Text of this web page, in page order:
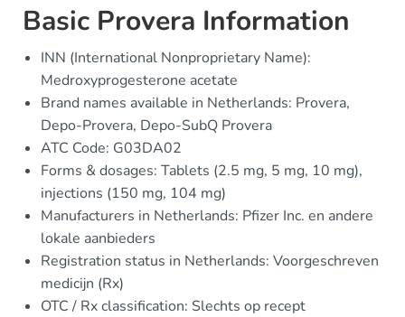
Basic Provera Information
INN (International Nonproprietary Name):
Medroxyprogesterone acetate
Brand names available in Netherlands: Provera,
Depo-Provera, Depo-SubQ Provera
ATC Code: G03DA02
Forms & dosages: Tablets (2.5 mg, 5 mg, 10 mg),
injections (150 mg, 104 mg)
Manufacturers in Netherlands: Pfizer Inc. en andere
lokale aanbieders
Registration status in Netherlands: Voorgeschreven
medicijn (Rx)
OTC / Rx classification: Slechts op recept